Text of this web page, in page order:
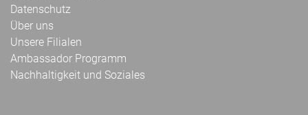
Datenschutz
Über uns
Unsere Filialen
Ambassador Programm
Nachhaltigkeit und Soziales